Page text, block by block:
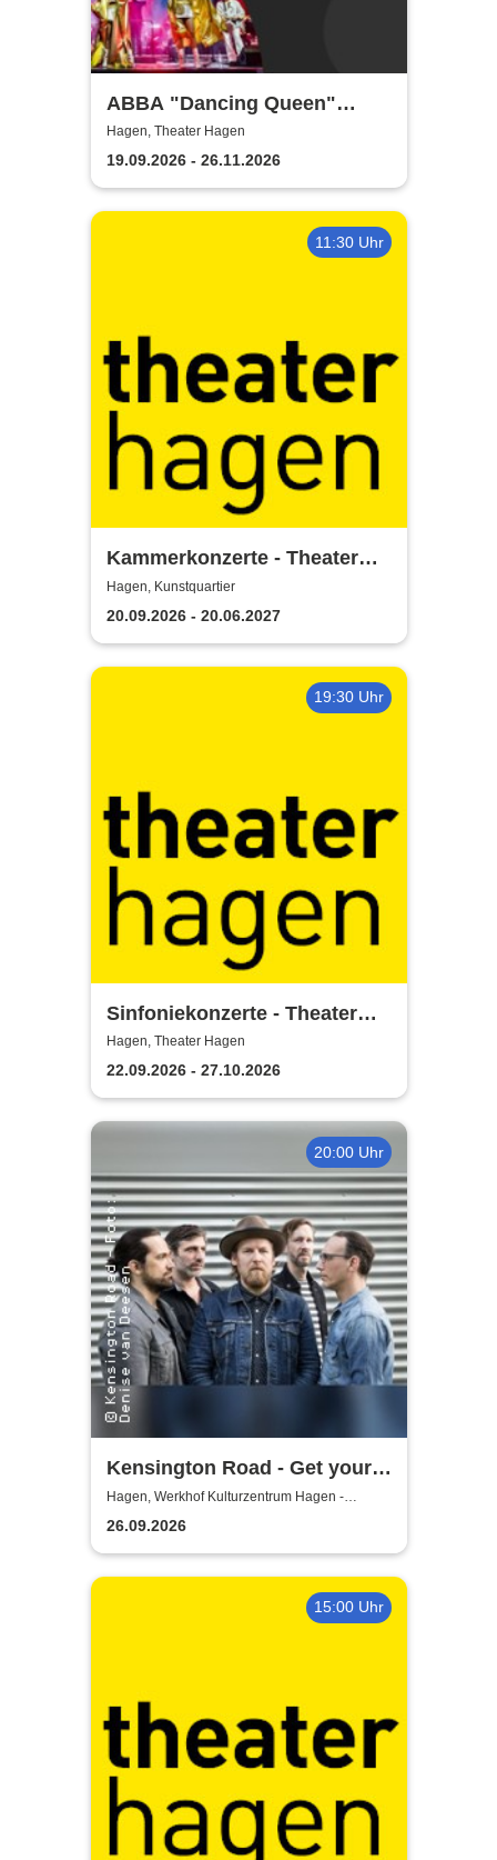
ABBA "Dancing Queen"
Show 2026
Hagen, Theater Hagen
19.09.2026 - 26.11.2026
11:30 Uhr
Kammerkonzerte - Theater
Hagen
Hagen, Kunstquartier
20.09.2026 - 20.06.2027
19:30 Uhr
Sinfoniekonzerte - Theater
Hagen
Hagen, Theater Hagen
22.09.2026 - 27.10.2026
20:00 Uhr
Kensington Road - Get your
kicks in 26
Hagen, Werkhof Kulturzentrum Hagen -
Hohenlimburg
26.09.2026
15:00 Uhr